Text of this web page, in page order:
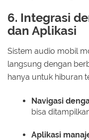
6. Integrasi
dan Aplikasi
Sistem audio mobil
langsung dengan
hanya untuk hiburan
Navigasi
bisa
Aplikasi